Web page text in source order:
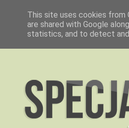
This site uses cookies from
are shared with Google
statistics, and to detect and